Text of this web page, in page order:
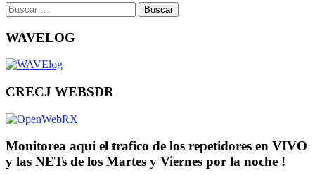
Buscar:
WAVELOG
CRECJ WEBSDR
Monitorea aqui el trafico de los repetidores en VIVO
y las NETs de los Martes y Viernes por la noche !